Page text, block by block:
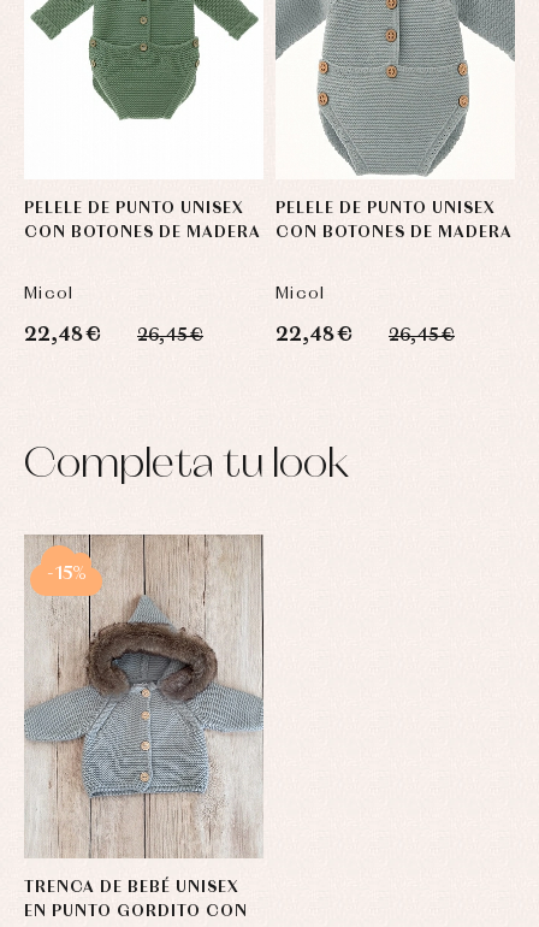
PELELE DE PUNTO UNISEX
CON BOTONES DE MADERA
Micol
22,48 € 26,45 €
PELELE DE PUNTO UNISEX
CON BOTONES DE MADERA
Micol
22,48 € 26,45 €
Completa tu look
TRENCA DE BEBÉ UNISEX
EN PUNTO GORDITO CON
-15%